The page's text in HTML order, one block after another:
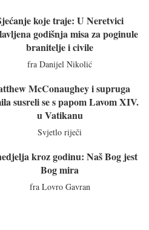
koje traje: U Neretvici
godišnja misa za poginule
branitelje i civile
fra Danijel Nikolić
McConaughey i supruga
susreli se s papom Lavom XIV.
u Vatikanu
Svjetlo riječi
kroz godinu: Naš Bog jest
Bog mira
fra Lovro Gavran